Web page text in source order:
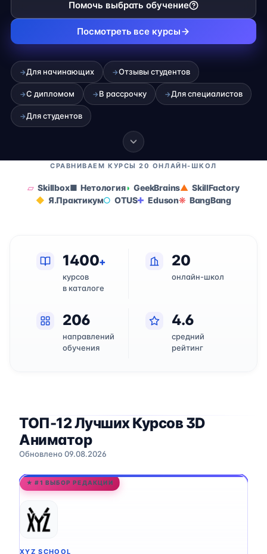
Помочь выбрать обучение
Посмотреть все курсы
→Для начинающих →Отзывы студентов
→С дипломом →В рассрочку →Для специалистов
→Для студентов
СРАВНИВАЕМ КУРСЫ 20 ОНЛАЙН-ШКОЛ
Skillbox Нетология GeekBrains
SkillFactory
Я.Практикум
OTUS Eduson BangBang
1400+
курсов
в каталоге
20
онлайн-школ
206
направлений
обучения
4.6
средний
рейтинг
ТОП-12 Лучших Курсов 3D
Аниматор
Обновлено 09.08.2026
★ #1 ВЫБОР РЕДАКЦИИ
XYZ SCHOOL